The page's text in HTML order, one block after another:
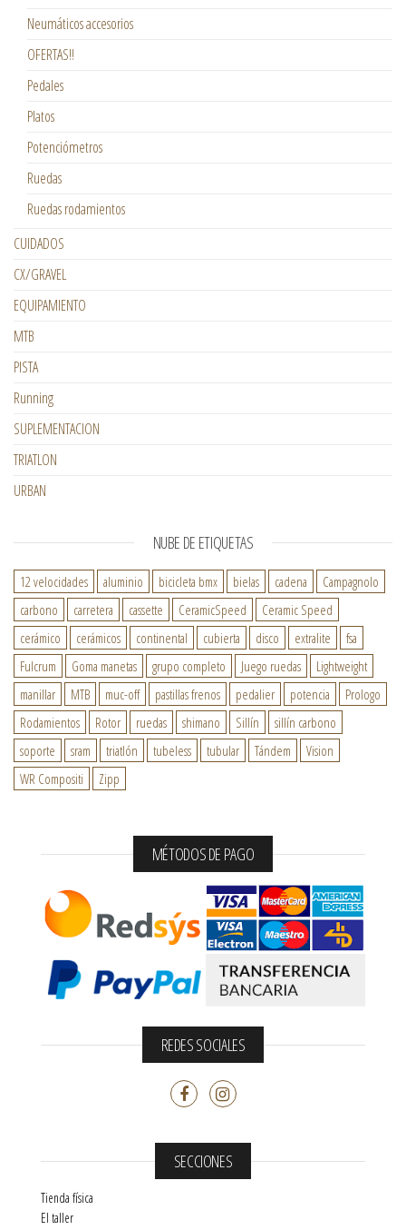
Neumáticos accesorios
OFERTAS!!
Pedales
Platos
Potenciómetros
Ruedas
Ruedas rodamientos
CUIDADOS
CX/GRAVEL
EQUIPAMIENTO
MTB
PISTA
Running
SUPLEMENTACION
TRIATLON
URBAN
NUBE DE ETIQUETAS
12 velocidades aluminio bicicleta bmx bielas cadena
Campagnolo
carbono
carretera cassette CeramicSpeed
Ceramic Speed
cerámico
cerámicos continental cubierta disco extralite
fsa
Fulcrum
Goma manetas grupo completo Juego ruedas
Lightweight
manillar
MTB muc-off pastillas frenos pedalier potencia
Prologo
Rodamientos
Rotor ruedas shimano Sillín
sillín carbono
soporte
sram triatlón tubeless tubular Tándem
Vision
WR Compositi
Zipp
MÉTODOS DE PAGO
REDES SOCIALES
SECCIONES
Tienda física
El taller